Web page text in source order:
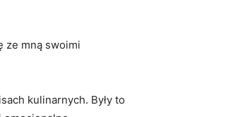
ze‍ mną swoimi
kulinarnych. Były to